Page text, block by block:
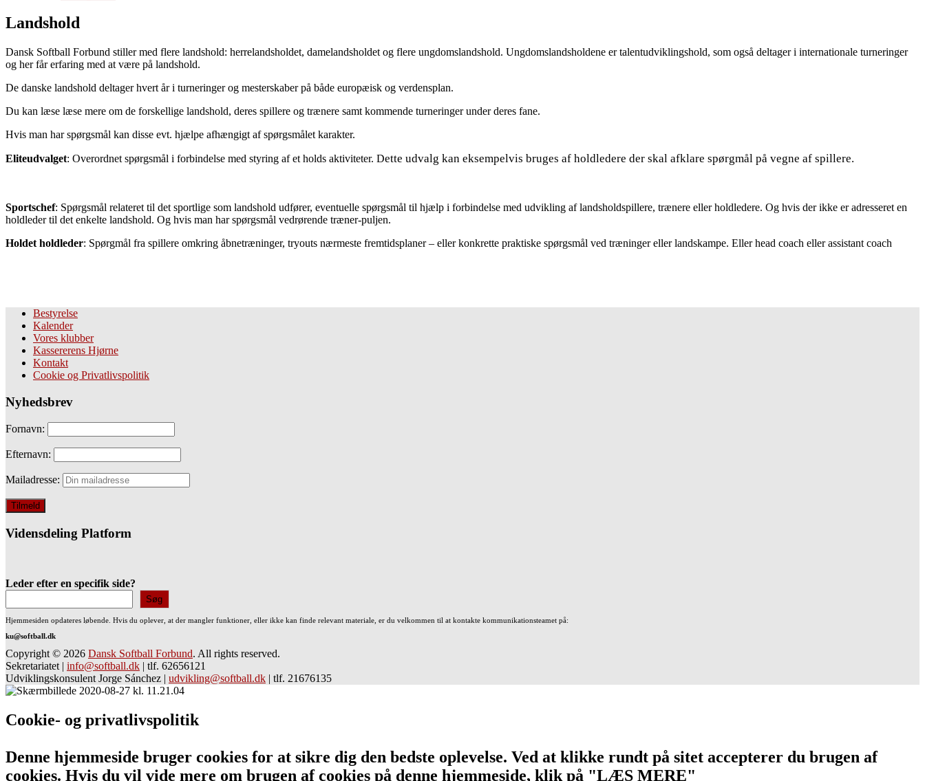
Landshold
Dansk Softball Forbund stiller med flere landshold: herrelandsholdet, damelandsholdet og flere ungdomslandshold. Ungdomslandsholdene er talentudviklingshold, som også deltager i internationale turneringer
og her får erfaring med at være på landshold.
De danske landshold deltager hvert år i turneringer og mesterskaber på både europæisk og verdensplan.
Du kan læse læse mere om de forskellige landshold, deres spillere og trænere samt kommende turneringer under deres fane.
Hvis man har spørgsmål kan disse evt. hjælpe afhængigt af spørgsmålet karakter.
Eliteudvalget: Overordnet spørgsmål i forbindelse med styring af et holds aktiviteter. Dette udvalg kan eksempelvis bruges af holdledere der skal afklare spørgmål på vegne af spillere.
Sportschef: Spørgsmål relateret til det sportlige som landshold udfører, eventuelle spørgsmål til hjælp i forbindelse med udvikling af landsholdspillere, trænere eller holdledere. Og hvis der ikke er adresseret en
holdleder til det enkelte landshold. Og hvis man har spørgsmål vedrørende træner-puljen.
Holdet holdleder: Spørgmål fra spillere omkring åbnetræninger, tryouts nærmeste fremtidsplaner – eller konkrette praktiske spørgsmål ved træninger eller landskampe. Eller head coach eller assistant coach
Bestyrelse
Kalender
Vores klubber
Kassererens Hjørne
Kontakt
Cookie og Privatlivspolitik
Nyhedsbrev
Fornavn:
Efternavn:
Mailadresse:
Vidensdeling Platform
Leder efter en specifik side?
Søg
Hjemmesiden opdateres løbende. Hvis du oplever, at der mangler funktioner, eller ikke kan finde relevant materiale, er du velkommen til at kontakte kommunikationsteamet på:
ku@softball.dk
Copyright © 2026 Dansk Softball Forbund. All rights reserved.
Sekretariatet | info@softball.dk | tlf. 62656121
Udviklingskonsulent Jorge Sánchez | udvikling@softball.dk | tlf. 21676135
Cookie- og privatlivspolitik
Denne hjemmeside bruger cookies for at sikre dig den bedste oplevelse. Ved at klikke rundt på sitet accepterer du brugen af
cookies. Hvis du vil vide mere om brugen af cookies på denne hjemmeside, klik på "LÆS MERE"